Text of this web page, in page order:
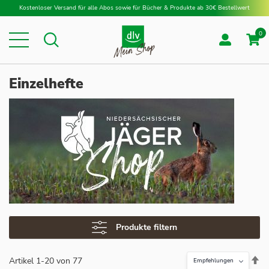
Direkt zum Inhalt
Kostenloser Versand für alle Abos sowie für Bücher & Produkte ab 30€ Bestellwert
0
Einzelhefte
Artikel 1-20 von 77
Produkte filtern